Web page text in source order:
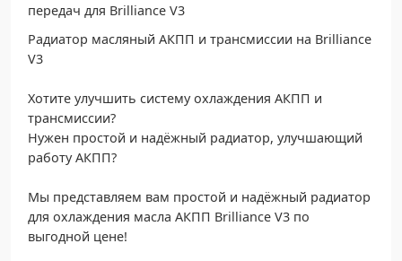
передач для Brilliance V3
Радиатор масляный АКПП и трансмиссии на Brilliance
V3
Хотите улучшить систему охлаждения АКПП и
трансмиссии?
Нужен простой и надёжный радиатор, улучшающий
работу АКПП?
Мы представляем вам простой и надёжный радиатор
для охлаждения масла АКПП Brilliance V3 по
выгодной цене!